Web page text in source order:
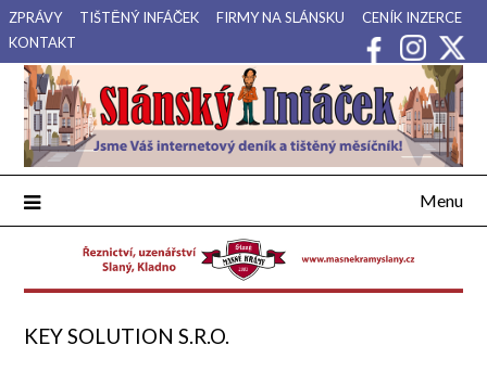
Přejdi
na
obsah
ZPRÁVY TIŠTĚNÝ INFÁČEK FIRMY NA SLÁNSKU
CENÍK INZERCE
KONTAKT
Slánský Infáček
Váš internetový deník a tištěný měsíčník pro Slánsko, Kladensko
a Lounsko.
Menu
KEY SOLUTION S.R.O.